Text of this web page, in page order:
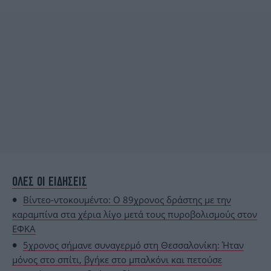
ΟΛΕΣ ΟΙ ΕΙΔΗΣΕΙΣ
Βίντεο-ντοκουμέντο: Ο 89χρονος δράστης με την
καραμπίνα στα χέρια λίγο μετά τους πυροβολισμούς στον
ΕΦΚΑ
5χρονος σήμανε συναγερμό στη Θεσσαλονίκη: Ήταν
μόνος στο σπίτι, βγήκε στο μπαλκόνι και πετούσε